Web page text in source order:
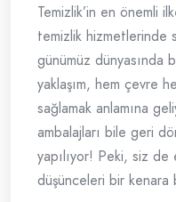
Temizlik’in en önemli
temizlik hizmetlerinde
günümüz dünyasında
yaklaşım, hem çevre
sağlamak anlamına
ambalajları bile geri
yapılıyor! Peki, siz
düşünceleri bir kenara